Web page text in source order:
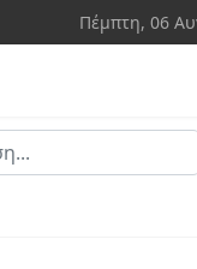
Πέμπτη, 06